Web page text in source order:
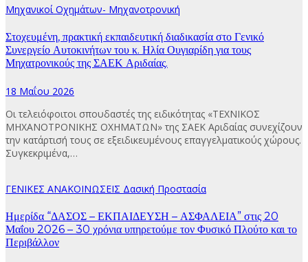
Μηχανικοί Οχημάτων- Μηχανοτρονική
Στοχευμένη, πρακτική εκπαιδευτική διαδικασία στο Γενικό
Συνεργείο Αυτοκινήτων του κ. Ηλία Ουγιαρίδη για τους
Μηχατρονικούς της ΣΑΕΚ Αριδαίας.
18 Μαΐου 2026
Οι τελειόφοιτοι σπουδαστές της ειδικότητας «ΤΕΧΝΙΚΟΣ
ΜΗΧΑΝΟΤΡΟΝΙΚΗΣ ΟΧΗΜΑΤΩΝ» της ΣΑΕΚ Αριδαίας συνεχίζουν
την κατάρτισή τους σε εξειδικευμένους επαγγελματικούς χώρους.
Συγκεκριμένα,…
ΓΕΝΙΚΕΣ ΑΝΑΚΟΙΝΩΣΕΙΣ Δασική Προστασία
Ημερίδα “ΔΑΣΟΣ – ΕΚΠΑΙΔΕΥΣΗ – ΑΣΦΑΛΕΙΑ” στις 20
Μαΐου 2026 – 30 χρόνια υπηρετούμε τον Φυσικό Πλούτο και το
Περιβάλλον